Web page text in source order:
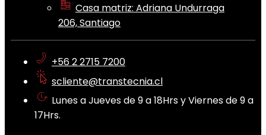
Casa matriz: Adriana Undurraga
206, Santiago
+56 2 2715 7200
scliente@transtecnia.cl
Lunes a Jueves de 9 a 18Hrs y Viernes de 9 a
17Hrs.